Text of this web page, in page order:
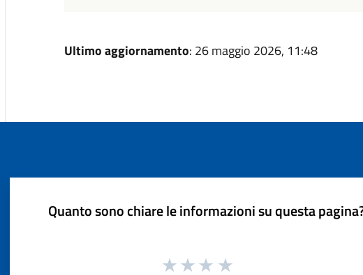
Ultimo aggiornamento: 26 maggio 2026, 11:48
Quanto sono chiare le informazioni su questa